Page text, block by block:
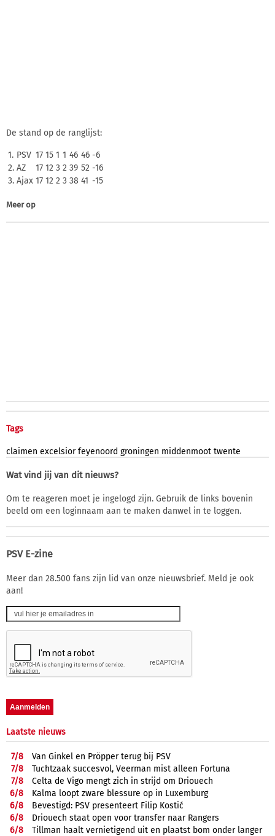
De stand op de ranglijst:
1. PSV 17 15 1 1 46 46 -6
2. AZ 17 12 3 2 39 52 -16
3. Ajax 17 12 2 3 38 41 -15
Meer op
Tags
claimen excelsior feyenoord groningen middenmoot twente
Wat vind jij van dit nieuws?
Om te reageren moet je ingelogd zijn. Gebruik de links bovenin
beeld om een loginnaam aan te maken danwel in te loggen.
PSV E-zine
Meer dan 28.500 fans zijn lid van onze nieuwsbrief. Meld je ook
aan!
Laatste nieuws
7/8
Van Ginkel en Pröpper terug bij PSV
7/8
Tuchtzaak succesvol, Veerman mist alleen Fortuna
7/8
Celta de Vigo mengt zich in strijd om Driouech
6/8
Kalma loopt zware blessure op in Luxemburg
6/8
Bevestigd: PSV presenteert Filip Kostić
6/8
Driouech staat open voor transfer naar Rangers
6/8
Tillman haalt vernietigend uit en plaatst bom onder langer